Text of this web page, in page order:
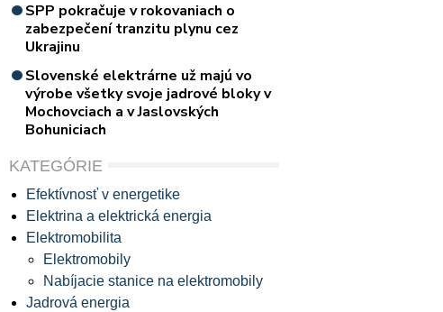
SPP pokračuje v rokovaniach o
zabezpečení tranzitu plynu cez
Ukrajinu
Slovenské elektrárne už majú vo
výrobe všetky svoje jadrové bloky v
Mochovciach a v Jaslovských
Bohuniciach
KATEGÓRIE
Efektívnosť v energetike
Elektrina a elektrická energia
Elektromobilita
Elektromobily
Nabíjacie stanice na elektromobily
Jadrová energia